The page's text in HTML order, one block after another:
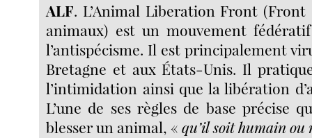
ALF. L’Animal Liberation Front
animaux) est un mouvement
l’antispécisme. Il est principalement
Bretagne et aux États-Unis. Il
l’intimidation ainsi que la libération
L’une de ses règles de base précise
blesser un animal, «qu’il soit humain